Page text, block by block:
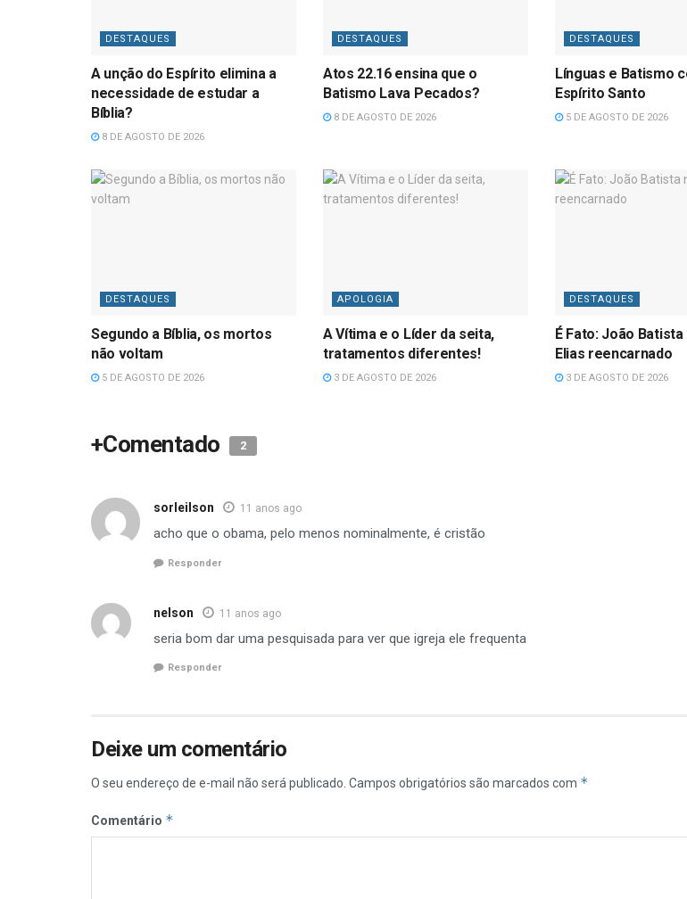
DESTAQUES
A unção do Espírito elimina a
necessidade de estudar a
Bíblia?
8 DE AGOSTO DE 2026
DESTAQUES
Atos 22.16 ensina que o
Batismo Lava Pecados?
8 DE AGOSTO DE 2026
DESTAQUES
Línguas e Batismo
Espírito Santo
5 DE AGOSTO DE 2026
DESTAQUES
Segundo a Bíblia, os mortos
não voltam
5 DE AGOSTO DE 2026
APOLOGIA
A Vítima e o Líder da seita,
tratamentos diferentes!
3 DE AGOSTO DE 2026
DESTAQUES
É Fato: João
Elias reencarnado
3 DE AGOSTO DE 2026
+Comentado 2
sorleilson 11 anos ago
acho que o obama, pelo menos nominalmente, é cristão
Responder
nelson 11 anos ago
seria bom dar uma pesquisada para ver que igreja ele frequenta
Responder
Deixe um comentário
O seu endereço de e-mail não será publicado. Campos obrigatórios são marcados com *
Comentário *